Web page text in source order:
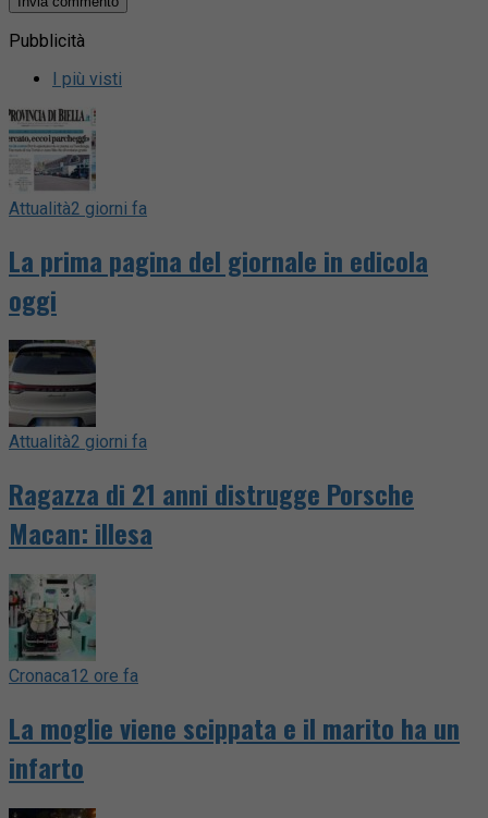
Pubblicità
I più visti
Attualità2 giorni fa
La prima pagina del giornale in edicola
oggi
Attualità2 giorni fa
Ragazza di 21 anni distrugge Porsche
Macan: illesa
Cronaca12 ore fa
La moglie viene scippata e il marito ha un
infarto